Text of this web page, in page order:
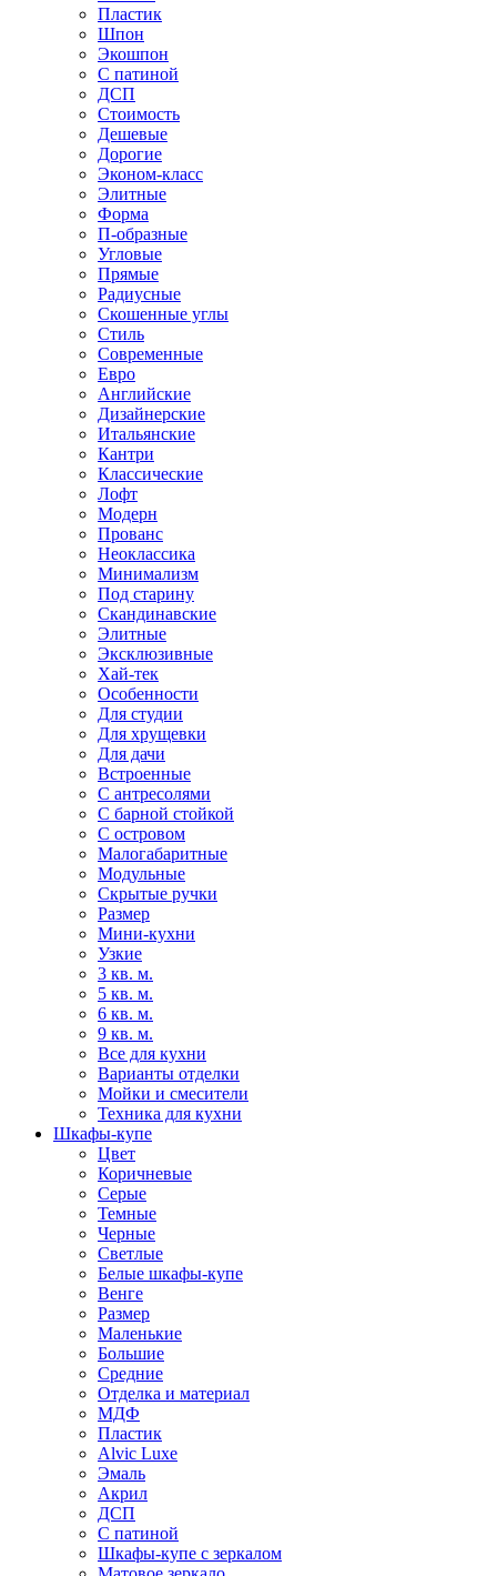
Пластик
Шпон
Экошпон
С патиной
ДСП
Стоимость
Дешевые
Дорогие
Эконом-класс
Элитные
Форма
П-образные
Угловые
Прямые
Радиусные
Скошенные углы
Стиль
Современные
Евро
Английские
Дизайнерские
Итальянские
Кантри
Классические
Лофт
Модерн
Прованс
Неоклассика
Минимализм
Под старину
Скандинавские
Элитные
Эксклюзивные
Хай-тек
Особенности
Для студии
Для хрущевки
Для дачи
Встроенные
С антресолями
С барной стойкой
С островом
Малогабаритные
Модульные
Скрытые ручки
Размер
Мини-кухни
Узкие
3 кв. м.
5 кв. м.
6 кв. м.
9 кв. м.
Все для кухни
Варианты отделки
Мойки и смесители
Техника для кухни
Шкафы-купе
Цвет
Коричневые
Серые
Темные
Черные
Светлые
Белые шкафы-купе
Венге
Размер
Маленькие
Большие
Средние
Отделка и материал
МДФ
Пластик
Alvic Luxe
Эмаль
Акрил
ДСП
С патиной
Шкафы-купе с зеркалом